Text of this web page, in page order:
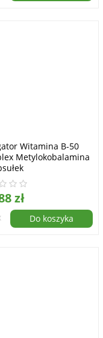
Witamina B-50
Metylokobalamina
zł
Do koszyka